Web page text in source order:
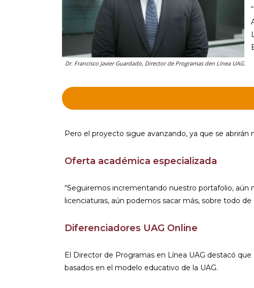
Dr. Francisco Javier Guardado, Director de Programas den Línea UAG.
Pero el proyecto sigue avanzando, ya que se
Oferta académica especializada
“Seguiremos incrementando nuestro portafolio, aún
licenciaturas, aún podemos sacar más, sobre todo de
Diferenciadores UAG Online
El Director de Programas en Línea UAG destacó
basados en el modelo educativo de la UAG.